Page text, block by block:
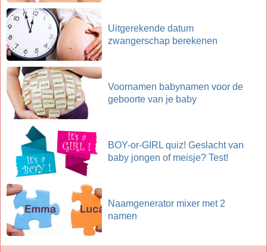
Uitgerekende datum
zwangerschap berekenen
Voornamen babynamen voor de
geboorte van je baby
BOY-or-GIRL quiz! Geslacht van
baby jongen of meisje? Test!
Naamgenerator mixer met 2
namen